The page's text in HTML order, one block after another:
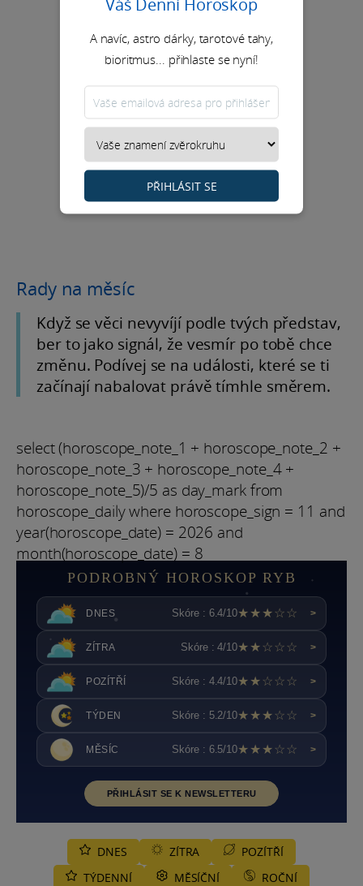
Rady na měsíc
Když se věci nevyvíjí podle tvých představ,
ber to jako signál, že vesmír po tobě chce
změnu. Podívej se na události, které se ti
začínají nabalovat právě tímhle směrem.
select (horoscope_note_1 + horoscope_note_2 +
horoscope_note_3 + horoscope_note_4 +
horoscope_note_5)/5 as day_mark from
horoscope_daily where horoscope_sign = 11 and
year(horoscope_date) = 2026 and
month(horoscope_date) = 8
PODROBNÝ HOROSKOP RYB
DNES Skóre : 6.4/10★★★☆☆ >
ZÍTRA Skóre : 4/10★★☆☆☆ >
POZÍTŘÍ Skóre : 4.4/10★★☆☆☆ >
TÝDEN Skóre : 5.2/10★★★☆☆ >
MĚSÍC Skóre : 6.5/10★★★☆☆ >
PŘIHLÁSIT SE K NEWSLETTERU
DNES ZÍTRA
POZÍTŘÍ
TÝDENNÍ
MĚSÍČNÍ ROČNÍ
A navíc, astro dárky, tarotové tahy,
bioritmus... přihlaste se nyní!
PŘIHLÁSIT SE